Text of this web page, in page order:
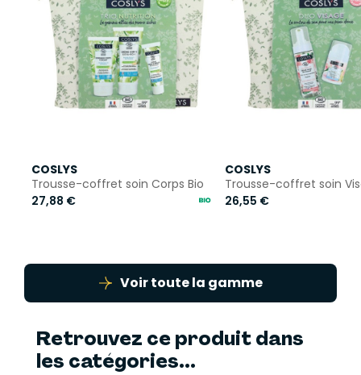
COSLYS
Trousse-coffret soin Corps Bio
27,88 €
COSLYS
Trousse-coffret soin
26,55 €
Voir toute la gamme
Retrouvez ce produit dans
les catégories...